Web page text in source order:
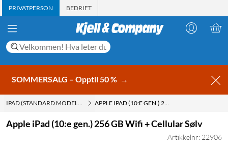
PRIVATPERSON BEDRIFT
SOMMERSALG – Opptil 50 % →
IPAD (STANDARD MODELL) APPLE IPAD (10:E GEN.) 256 GB WIFI + CELLULAR SØLV
Apple iPad (10:e gen.) 256 GB Wifi + Cellular Sølv
Artikkelnr: 22906